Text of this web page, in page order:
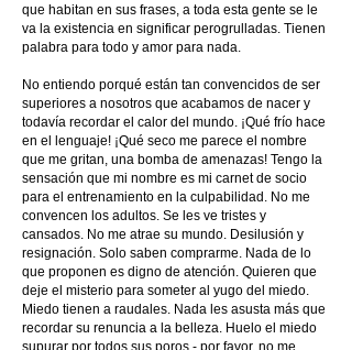
que habitan en sus frases, a toda esta gente se le
va la existencia en significar perogrulladas. Tienen
palabra para todo y amor para nada.
No entiendo porqué están tan convencidos de ser
superiores a nosotros que acabamos de nacer y
todavía recordar el calor del mundo. ¡Qué frío hace
en el lenguaje! ¡Qué seco me parece el nombre
que me gritan, una bomba de amenazas! Tengo la
sensación que mi nombre es mi carnet de socio
para el entrenamiento en la culpabilidad. No me
convencen los adultos. Se les ve tristes y
cansados. No me atrae su mundo. Desilusión y
resignación. Solo saben comprarme. Nada de lo
que proponen es digno de atención. Quieren que
deje el misterio para someter al yugo del miedo.
Miedo tienen a raudales. Nada les asusta más que
recordar su renuncia a la belleza. Huelo el miedo
supurar por todos sus poros - por favor, no me